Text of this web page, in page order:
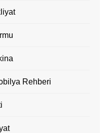
Rehberi